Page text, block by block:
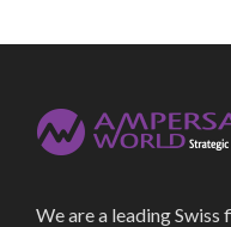
We are a leading